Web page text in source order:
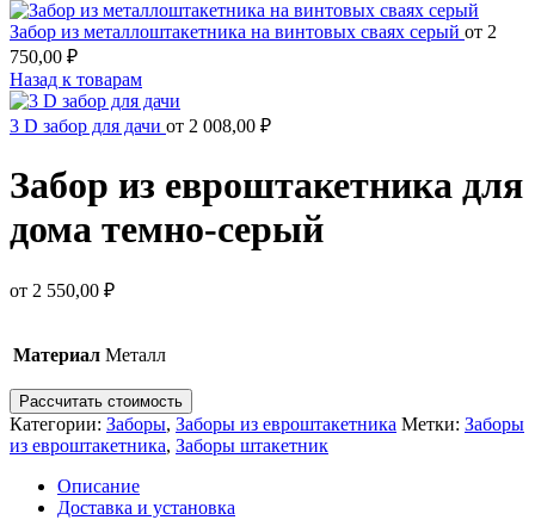
Забор из металлоштакетника на винтовых сваях серый от 2
750,00 ₽
Назад к товарам
3 D забор для дачи от 2 008,00 ₽
Забор из евроштакетника для
дома темно-серый
от 2 550,00 ₽
Материал Металл
Рассчитать стоимость
Категории: Заборы, Заборы из евроштакетника Метки: Заборы
из евроштакетника, Заборы штакетник
Описание
Доставка и установка